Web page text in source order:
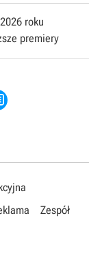
roku
premiery
Zespół